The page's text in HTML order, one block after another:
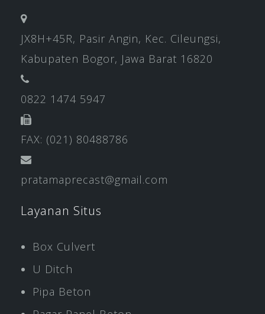
JX8H+45R, Pasir Angin, Kec. Cileungsi,
Kabupaten Bogor, Jawa Barat 16820
0822 1474 5947
FAX: (021) 80488786
pratamaprecast@gmail.com
Layanan Situs
Box Culvert
U Ditch
Pipa Beton